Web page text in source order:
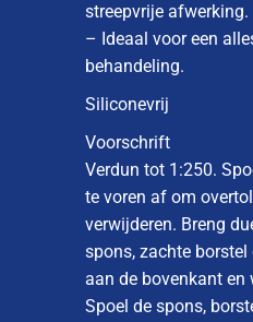
streepvrije afwerking.
– Ideaal voor een
behandeling.
Siliconevrij
Voorschrift
Verdun tot 1:250.
te voren af om
verwijderen. Breng
spons, zachte
aan de bovenkant en
Spoel de spons,